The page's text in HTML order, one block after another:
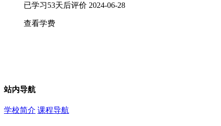
已学习53天后评价 2024-06-28
查看学费
站内导航
学校简介 课程导航